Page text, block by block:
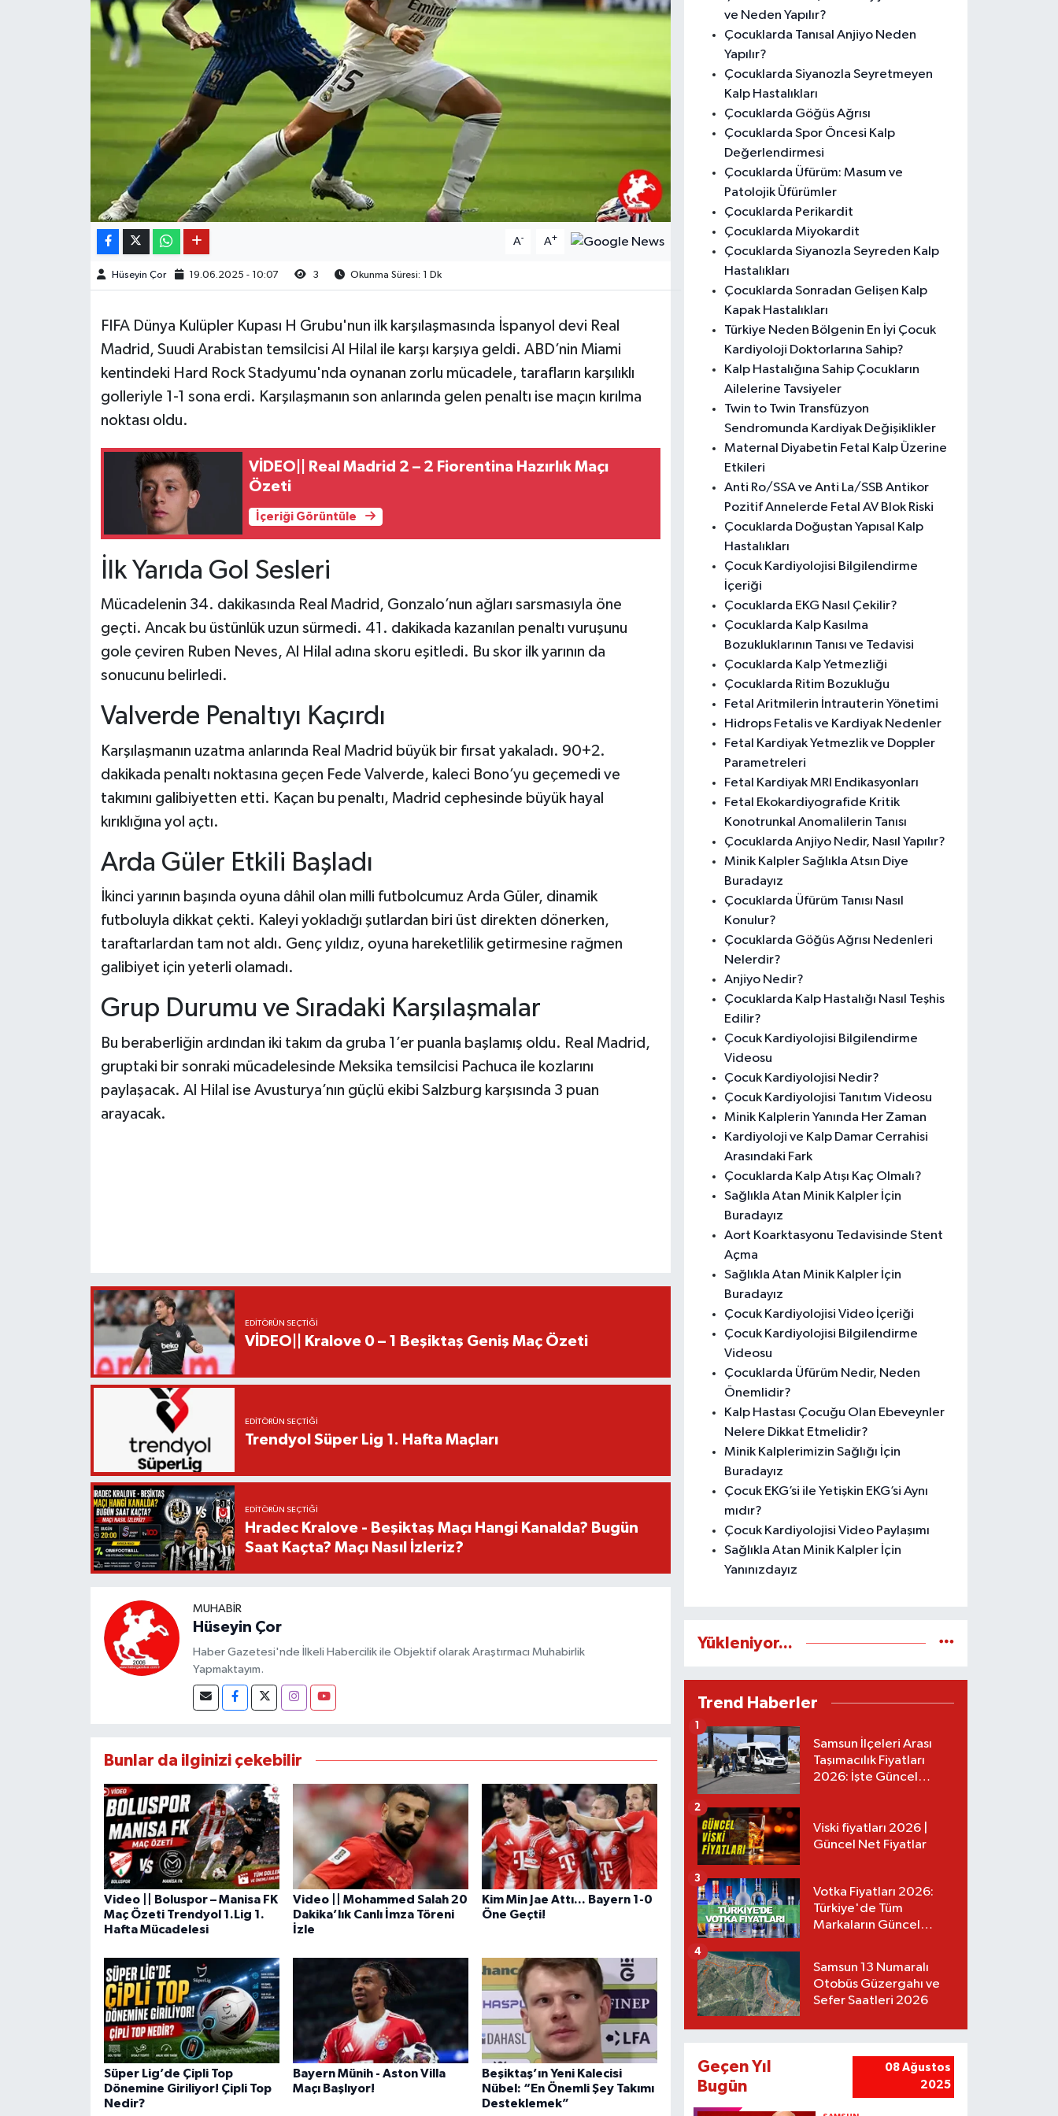
A- A+
Hüseyin Çor 19.06.2025 - 10:07 3 Okunma Süresi: 1 Dk
FIFA Dünya Kulüpler Kupası H Grubu'nun ilk karşılaşmasında İspanyol devi Real
Madrid, Suudi Arabistan temsilcisi Al Hilal ile karşı karşıya geldi. ABD’nin Miami
kentindeki Hard Rock Stadyumu'nda oynanan zorlu mücadele, tarafların karşılıklı
golleriyle 1-1 sona erdi. Karşılaşmanın son anlarında gelen penaltı ise maçın kırılma
noktası oldu.
VİDEO|| Real Madrid 2 – 2 Fiorentina Hazırlık Maçı
Özeti
İçeriği Görüntüle
İlk Yarıda Gol Sesleri
Mücadelenin 34. dakikasında Real Madrid, Gonzalo’nun ağları sarsmasıyla öne
geçti. Ancak bu üstünlük uzun sürmedi. 41. dakikada kazanılan penaltı vuruşunu
gole çeviren Ruben Neves, Al Hilal adına skoru eşitledi. Bu skor ilk yarının da
sonucunu belirledi.
Valverde Penaltıyı Kaçırdı
Karşılaşmanın uzatma anlarında Real Madrid büyük bir fırsat yakaladı. 90+2.
dakikada penaltı noktasına geçen Fede Valverde, kaleci Bono’yu geçemedi ve
takımını galibiyetten etti. Kaçan bu penaltı, Madrid cephesinde büyük hayal
kırıklığına yol açtı.
Arda Güler Etkili Başladı
İkinci yarının başında oyuna dâhil olan milli futbolcumuz Arda Güler, dinamik
futboluyla dikkat çekti. Kaleyi yokladığı şutlardan biri üst direkten dönerken,
taraftarlardan tam not aldı. Genç yıldız, oyuna hareketlilik getirmesine rağmen
galibiyet için yeterli olamadı.
Grup Durumu ve Sıradaki Karşılaşmalar
Bu beraberliğin ardından iki takım da gruba 1’er puanla başlamış oldu. Real Madrid,
gruptaki bir sonraki mücadelesinde Meksika temsilcisi Pachuca ile kozlarını
paylaşacak. Al Hilal ise Avusturya’nın güçlü ekibi Salzburg karşısında 3 puan
arayacak.
EDITÖRÜN SEÇTIĞI
VİDEO|| Kralove 0 – 1 Beşiktaş Geniş Maç Özeti
EDITÖRÜN SEÇTIĞI
Trendyol Süper Lig 1. Hafta Maçları
EDITÖRÜN SEÇTIĞI
Hradec Kralove - Beşiktaş Maçı Hangi Kanalda? Bugün
Saat Kaçta? Maçı Nasıl İzleriz?
MUHABIR
Hüseyin Çor
Haber Gazetesi'nde İlkeli Habercilik ile Objektif olarak Araştırmacı Muhabirlik
Yapmaktayım.
Bunlar da ilginizi çekebilir
Video || Boluspor – Manisa FK
Maç Özeti Trendyol 1.Lig 1.
Hafta Mücadelesi
Video || Mohammed Salah 20
Dakika’lık Canlı İmza Töreni
İzle
Kim Min Jae Attı... Bayern 1-0
Öne Geçti!
Süper Lig’de Çipli Top
Dönemine Giriliyor! Çipli Top
Nedir?
Bayern Münih - Aston Villa
Maçı Başlıyor!
Beşiktaş’ın Yeni Kalecisi
Nübel: “En Önemli Şey Takımı
Desteklemek”
ve Neden Yapılır?
Çocuklarda Tanısal Anjiyo Neden
Yapılır?
Çocuklarda Siyanozla Seyretmeyen
Kalp Hastalıkları
Çocuklarda Göğüs Ağrısı
Çocuklarda Spor Öncesi Kalp
Değerlendirmesi
Çocuklarda Üfürüm: Masum ve
Patolojik Üfürümler
Çocuklarda Perikardit
Çocuklarda Miyokardit
Çocuklarda Siyanozla Seyreden Kalp
Hastalıkları
Çocuklarda Sonradan Gelişen Kalp
Kapak Hastalıkları
Türkiye Neden Bölgenin En İyi Çocuk
Kardiyoloji Doktorlarına Sahip?
Kalp Hastalığına Sahip Çocukların
Ailelerine Tavsiyeler
Twin to Twin Transfüzyon
Sendromunda Kardiyak Değişiklikler
Maternal Diyabetin Fetal Kalp Üzerine
Etkileri
Anti Ro/SSA ve Anti La/SSB Antikor
Pozitif Annelerde Fetal AV Blok Riski
Çocuklarda Doğuştan Yapısal Kalp
Hastalıkları
Çocuk Kardiyolojisi Bilgilendirme
İçeriği
Çocuklarda EKG Nasıl Çekilir?
Çocuklarda Kalp Kasılma
Bozukluklarının Tanısı ve Tedavisi
Çocuklarda Kalp Yetmezliği
Çocuklarda Ritim Bozukluğu
Fetal Aritmilerin İntrauterin Yönetimi
Hidrops Fetalis ve Kardiyak Nedenler
Fetal Kardiyak Yetmezlik ve Doppler
Parametreleri
Fetal Kardiyak MRI Endikasyonları
Fetal Ekokardiyografide Kritik
Konotrunkal Anomalilerin Tanısı
Çocuklarda Anjiyo Nedir, Nasıl Yapılır?
Minik Kalpler Sağlıkla Atsın Diye
Buradayız
Çocuklarda Üfürüm Tanısı Nasıl
Konulur?
Çocuklarda Göğüs Ağrısı Nedenleri
Nelerdir?
Anjiyo Nedir?
Çocuklarda Kalp Hastalığı Nasıl Teşhis
Edilir?
Çocuk Kardiyolojisi Bilgilendirme
Videosu
Çocuk Kardiyolojisi Nedir?
Çocuk Kardiyolojisi Tanıtım Videosu
Minik Kalplerin Yanında Her Zaman
Kardiyoloji ve Kalp Damar Cerrahisi
Arasındaki Fark
Çocuklarda Kalp Atışı Kaç Olmalı?
Sağlıkla Atan Minik Kalpler İçin
Buradayız
Aort Koarktasyonu Tedavisinde Stent
Açma
Sağlıkla Atan Minik Kalpler İçin
Buradayız
Çocuk Kardiyolojisi Video İçeriği
Çocuk Kardiyolojisi Bilgilendirme
Videosu
Çocuklarda Üfürüm Nedir, Neden
Önemlidir?
Kalp Hastası Çocuğu Olan Ebeveynler
Nelere Dikkat Etmelidir?
Minik Kalplerimizin Sağlığı İçin
Buradayız
Çocuk EKG’si ile Yetişkin EKG’si Aynı
mıdır?
Çocuk Kardiyolojisi Video Paylaşımı
Sağlıkla Atan Minik Kalpler İçin
Yanınızdayız
Yükleniyor...
Trend Haberler
Samsun İlçeleri Arası
Taşımacılık Fiyatları
2026: İşte Güncel
1
Viski fiyatları 2026 |
Güncel Net Fiyatlar
2
Votka Fiyatları 2026:
Türkiye'de Tüm
Markaların Güncel
3
Samsun 13 Numaralı
Otobüs Güzergahı ve
Sefer Saatleri 2026
4
Geçen Yıl
Bugün
08 Ağustos
2025